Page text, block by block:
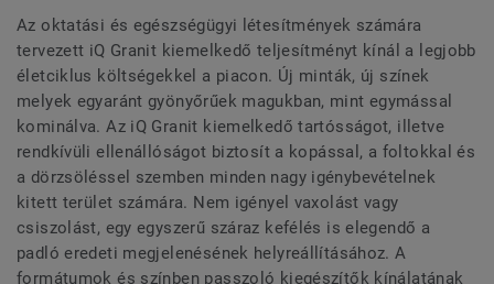
Az oktatási és egészségügyi létesítmények számára
tervezett iQ Granit kiemelkedő teljesítményt kínál a legjobb
életciklus költségekkel a piacon. Új minták, új színek
melyek egyaránt gyönyőrűek magukban, mint egymással
kominálva. Az iQ Granit kiemelkedő tartósságot, illetve
rendkívüli ellenállóságot biztosít a kopással, a foltokkal és
a dörzsöléssel szemben minden nagy igénybevételnek
kitett terület számára. Nem igényel vaxolást vagy
csiszolást, egy egyszerű száraz kefélés is elegendő a
padló eredeti megjelenésének helyreállításához. A
formátumok és színben passzoló kiegészítők kínálatának